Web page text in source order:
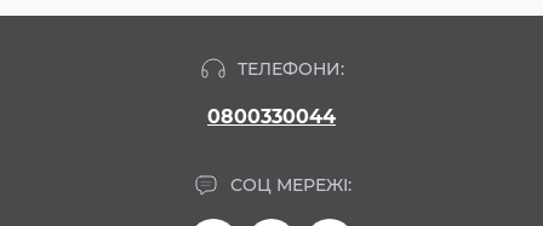
ТЕЛЕФОНИ:
0800330044
СОЦ МЕРЕЖІ: